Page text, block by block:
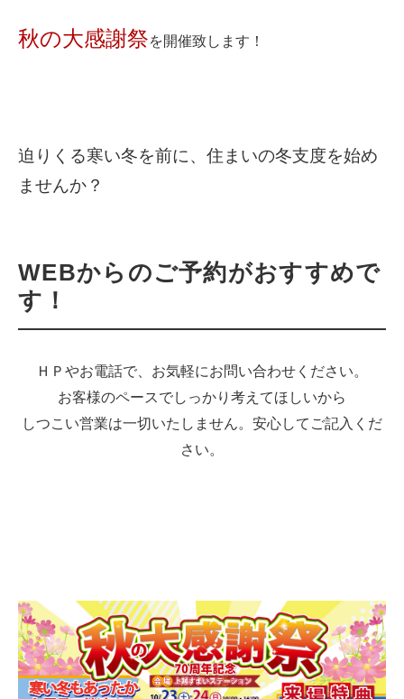
秋の大感謝祭を開催致します！
迫りくる寒い冬を前に、住まいの冬支度を始め
ませんか？
WEBからのご予約がおすすめで
す！
ＨＰやお電話で、お気軽にお問い合わせください。
お客様のペースでしっかり考えてほしいから
しつこい営業は一切いたしません。安心してご記入くだ
さい。